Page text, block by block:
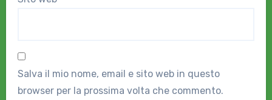
Salva il mio nome, email e sito web in questo
browser per la prossima volta che commento.